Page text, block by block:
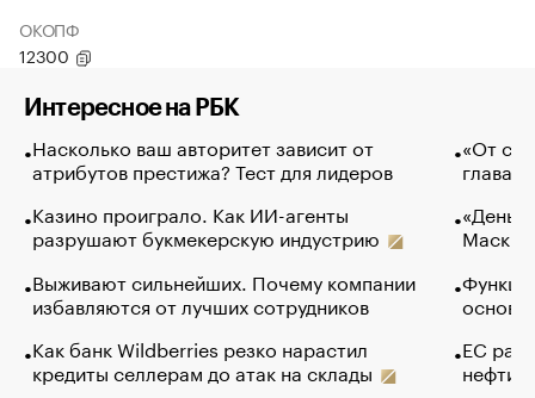
ОКОПФ
12300
Интересное на РБК
Насколько ваш авторитет зависит от
атрибутов престижа? Тест для лидеров
Казино проиграло. Как ИИ-агенты
разрушают букмекерскую индустрию
Выживают сильнейших. Почему компании
избавляются от лучших сотрудников
Как банк Wildberries резко нарастил
кредиты селлерам до атак на склады
«От
глава
Маск в
основ
ЕС
нефти